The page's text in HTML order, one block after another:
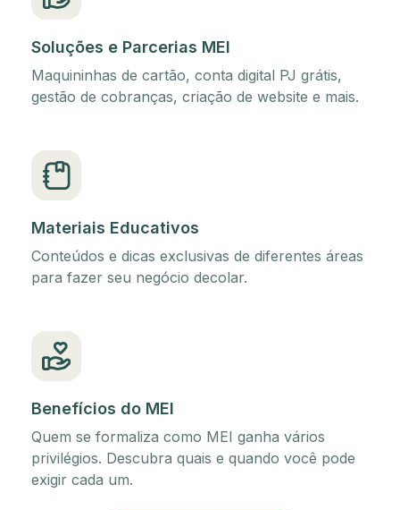
Soluções e Parcerias MEI
Maquininhas de cartão, conta digital PJ grátis,
gestão de cobranças, criação de website e mais.
Materiais Educativos
Conteúdos e dicas exclusivas de diferentes áreas
para fazer seu negócio decolar.
Benefícios do MEI
Quem se formaliza como MEI ganha vários
privilégios. Descubra quais e quando você pode
exigir cada um.